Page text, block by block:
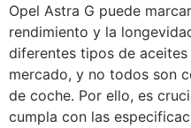
Opel Astra G puede
rendimiento y la
diferentes tipos de
mercado, y no todos son
de coche. Por ello, es
cumpla con las